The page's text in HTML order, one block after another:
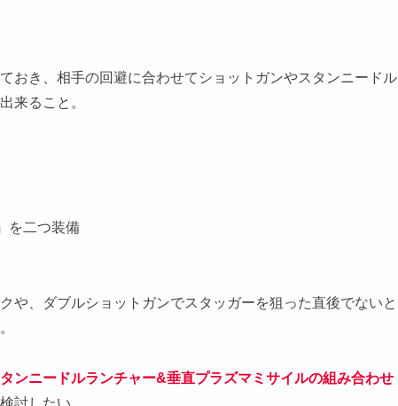
おき、相手の回避に合わせてショットガンやスタンニードル
来ること。
を二つ装備
や、ダブルショットガンでスタッガーを狙った直後でないと
ンニードルランチャー&垂直プラズマミサイルの組み合わせ
討したい。